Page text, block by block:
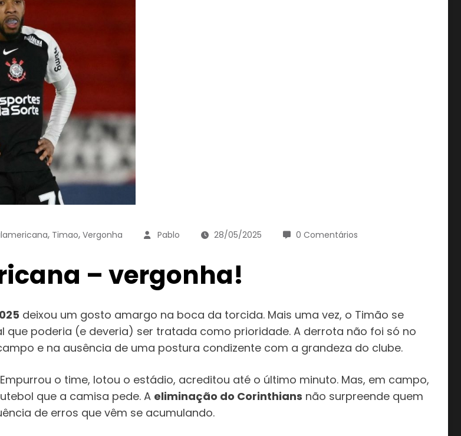
, Timao, Vergonha Pablo 28/05/2025 0 Comentários
– vergonha!
deixou um gosto amargo na boca da torcida. Mais uma vez, o Timão se
poderia (e deveria) ser tratada como prioridade. A derrota não foi só no
e na ausência de uma postura condizente com a grandeza do clube.
o time, lotou o estádio, acreditou até o último minuto. Mas, em campo,
que a camisa pede. A eliminação do Corinthians não surpreende quem
de erros que vêm se acumulando.